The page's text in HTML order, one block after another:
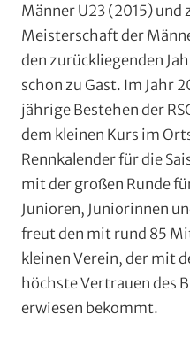
Männer U23 (2015)
Meisterschaft der
den zurückliegenden
schon zu Gast. Im Jahr
jährige Bestehen der
dem kleinen Kurs im
Rennkalender für die
mit der großen Runde
Junioren, Juniorinnen
freut den mit rund 85
kleinen Verein, der mit
höchste Vertrauen des
erwiesen bekommt.